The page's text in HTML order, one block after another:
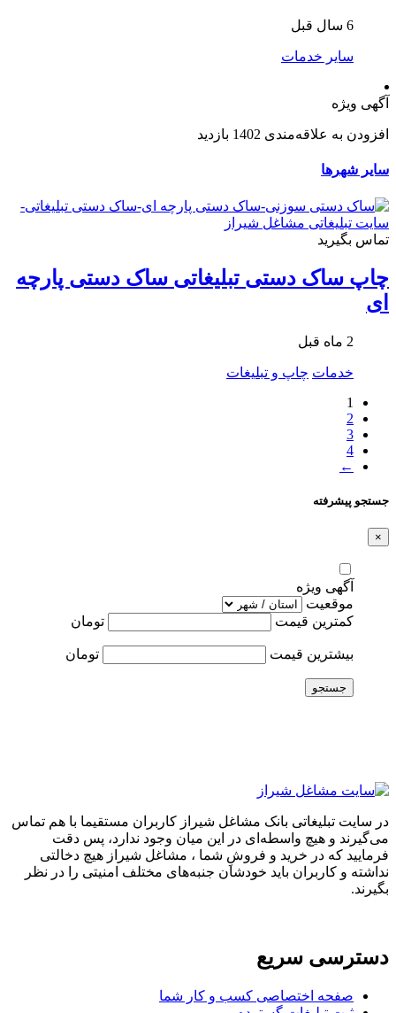
6 سال قبل
سایر خدمات
آگهی ویژه
افزودن به علاقه‌مندی 1402 بازدید
سایر شهرها
تماس بگیرید
چاپ ساک دستی تبلیغاتی ساک دستی پارچه
ای
2 ماه قبل
خدمات چاپ و تبلیغات
1
2
3
4
←
جستجو پیشرفته
×
آگهی ویژه
موقعیت
کمترین قیمت
تومان
بیشترین قیمت تومان
جستجو
در سایت تبلیغاتی بانک مشاغل شیراز کاربران مستقیما با هم تماس
می‌گیرند و هیچ واسطه‌ای در این میان وجود ندارد، پس دقت
فرمایید که در خرید و فروشِ شما ، مشاغل شیراز هیچ دخالتی
نداشته و کاربران باید خودشان جنبه‌های مختلف امنیتی را در نظر
بگیرند.
دسترسی سریع
صفحه اختصاصی کسب و کار شما